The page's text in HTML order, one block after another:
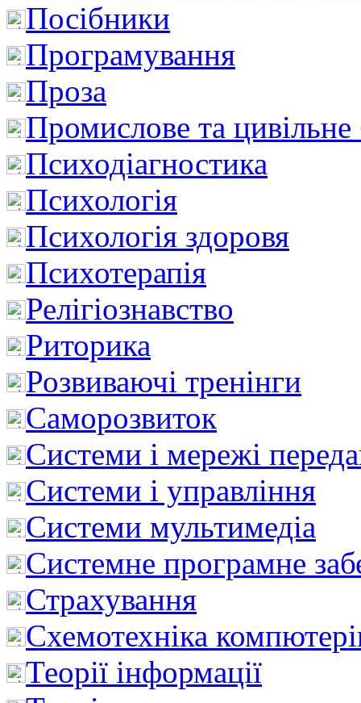
Посібники
Програмування
Проза
Промислове та цивільне
Психодіагностика
Психологія
Психологія здоровя
Психотерапія
Релігіознавство
Риторика
Розвиваючі тренінги
Саморозвиток
Системи і мережі
Системи і управління
Системи мультимедіа
Системне програмне
Страхування
Схемотехніка
Теорії інформації